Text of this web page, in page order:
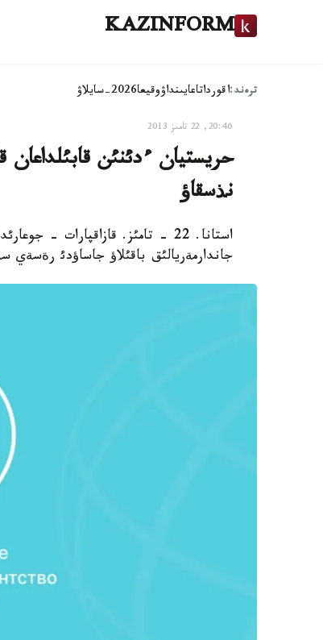
KAZINFORM
ترەند:اقورداتاعايىنداۋوقيعا2026-سايلاۋ
20:46, 22 تامىز 2013
حريستيان ءدئنئن قابئلداعان
نذسقاؤ
استانا. 22 - تامئز. قازاقپارات -
جاندارمةريالئق باقئلاؤ جاساؤدئ رةسةي سةناتئ 1868 - جئلئ